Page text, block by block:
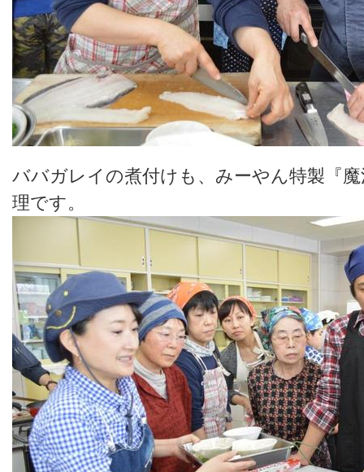
ババガレイの煮付けも、みーやん特製『
理です。